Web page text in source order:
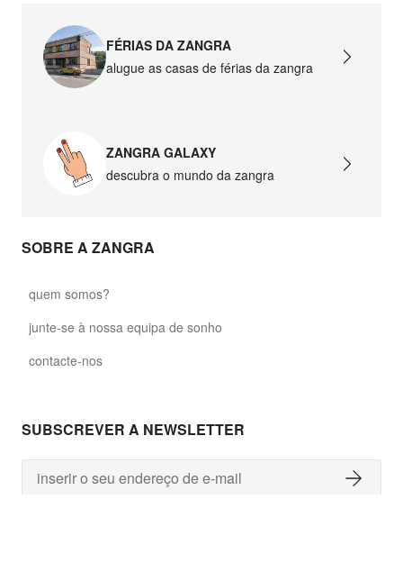
FÉRIAS DA ZANGRA
alugue as casas de férias da zangra
ZANGRA GALAXY
descubra o mundo da zangra
SOBRE A ZANGRA
quem somos?
junte-se à nossa equipa de sonho
contacte-nos
SUBSCREVER A NEWSLETTER